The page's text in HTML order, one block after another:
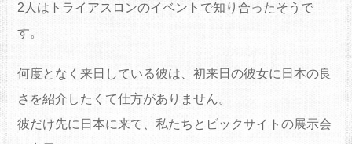
2人はトライアスロンのイベントで知り合ったそうで
す。
何度となく来日している彼は、初来日の彼女に日本の良
さを紹介したくて仕方がありません。
彼だけ先に日本に来て、私たちとビックサイトの展示会